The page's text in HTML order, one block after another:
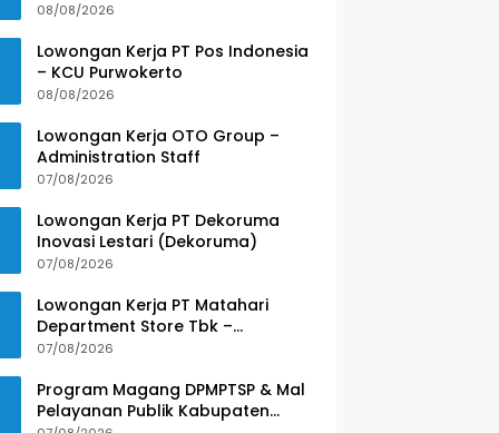
08/08/2026
Lowongan Kerja PT Pos Indonesia
– KCU Purwokerto
08/08/2026
Lowongan Kerja OTO Group –
Administration Staff
07/08/2026
Lowongan Kerja PT Dekoruma
Inovasi Lestari (Dekoruma)
07/08/2026
Lowongan Kerja PT Matahari
Department Store Tbk –
Purwokerto
07/08/2026
Program Magang DPMPTSP & Mal
Pelayanan Publik Kabupaten